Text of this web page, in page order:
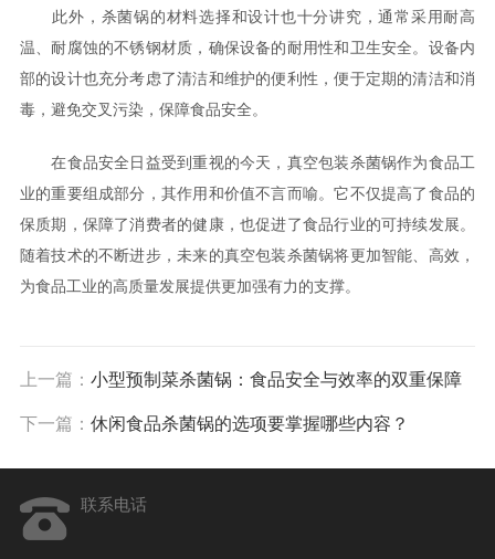
此外，杀菌锅的材料选择和设计也十分讲究，通常采用耐高
温、耐腐蚀的不锈钢材质，确保设备的耐用性和卫生安全。设备内
部的设计也充分考虑了清洁和维护的便利性，便于定期的清洁和消
毒，避免交叉污染，保障食品安全。
在食品安全日益受到重视的今天，真空包装杀菌锅作为食品工
业的重要组成部分，其作用和价值不言而喻。它不仅提高了食品的
保质期，保障了消费者的健康，也促进了食品行业的可持续发展。
随着技术的不断进步，未来的真空包装杀菌锅将更加智能、高效，
为食品工业的高质量发展提供更加强有力的支撑。
上一篇： 小型预制菜杀菌锅：食品安全与效率的双重保障
下一篇： 休闲食品杀菌锅的选项要掌握哪些内容？
联系电话